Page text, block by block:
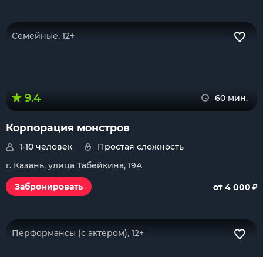
Семейные, 12+
9.4 60 мин.
Корпорация монстров
1-10 человек
Простая сложность
г. Казань, улица Табейкина, 19А
Забронировать
от 4 000 ₽
Перформансы (с актером), 12+